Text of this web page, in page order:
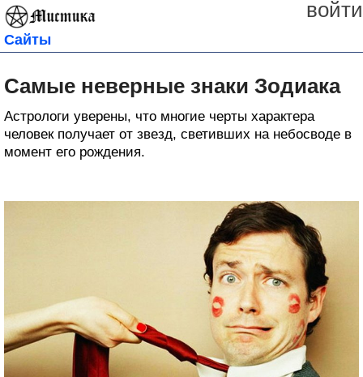
войти
Сайты
Самые неверные знаки Зодиака
Астрологи уверены, что многие черты характера
человек получает от звезд, светивших на небосводе в
момент его рождения.